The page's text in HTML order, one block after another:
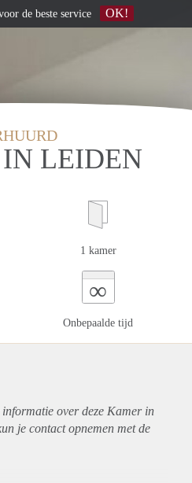
LEIDEN
1 kamer
∞
Onbepaalde tijd
over deze Kamer in
je contact opnemen met de
de beste service OK!